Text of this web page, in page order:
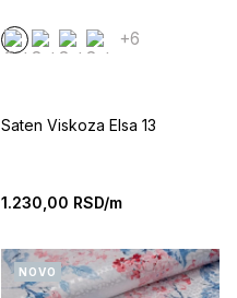
+6
Saten Viskoza Elsa 13
1.230,00 RSD/m
NOVO